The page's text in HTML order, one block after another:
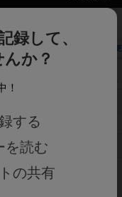
を対象にフリーワード検索がで
ナー名を指定して検索できます。
ナー
世界観や登場人物などモチー
テーマ/フレーバー
録して、
か？
！
する
を読む
の共有